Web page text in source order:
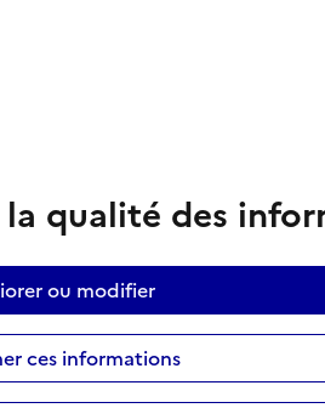
qualité des
ou modifier
ces informations